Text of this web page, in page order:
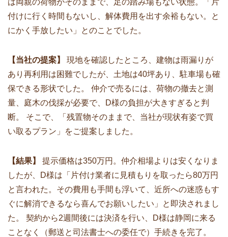
は両親の荷物がそのままで、足の踏み場もない状態。「片
付けに行く時間もないし、解体費用を出す余裕もない。と
にかく手放したい」とのことでした。
【当社の提案】
現地を確認したところ、建物は雨漏りが
あり再利用は困難でしたが、土地は40坪あり、駐車場も確
保できる形状でした。 仲介で売るには、荷物の撤去と測
量、庭木の伐採が必要で、D様の負担が大きすぎると判
断。 そこで、「残置物そのままで、当社が現状有姿で買
い取るプラン」をご提案しました。
【結果】
提示価格は350万円。仲介相場よりは安くなりま
したが、D様は「片付け業者に見積もりを取ったら80万円
と言われた。その費用も手間も浮いて、近所への迷惑もす
ぐに解消できるなら喜んでお願いしたい」と即決されまし
た。 契約から2週間後には決済を行い、D様は静岡に来る
ことなく（郵送と司法書士への委任で）手続きを完了。